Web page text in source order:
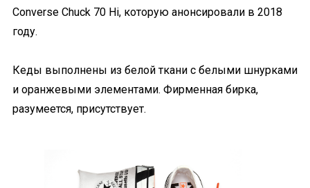
Converse Chuck 70 Hi, которую анонсировали в 2018
году.
Кеды выполнены из белой ткани с белыми шнурками
и оранжевыми элементами. Фирменная бирка,
разумеется, присутствует.